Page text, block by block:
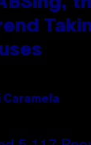
Caramela